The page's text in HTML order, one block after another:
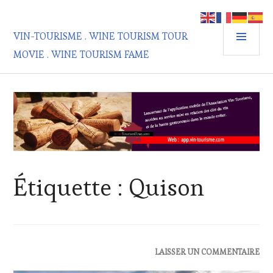
contenu
principal
VIN-TOURISME . WINE TOURISM TOUR
MOVIE . WINE TOURISM FAME
Étiquette : Quison
LAISSER UN COMMENTAIRE